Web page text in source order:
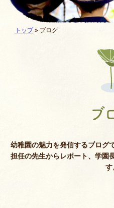
現在地:
トップ» ブログ
ブ
幼稚園の魅力を発信するブログ
担任の先生からレポート、学園
す